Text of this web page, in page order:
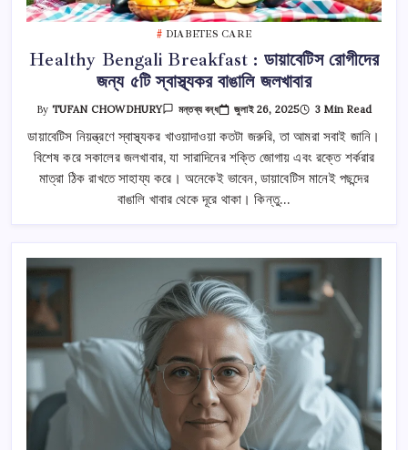
DIABETES CARE
Healthy Bengali Breakfast : ডায়াবেটিস রোগীদের
জন্য ৫টি স্বাস্থ্যকর বাঙালি জলখাবার
By TUFAN CHOWDHURY
Healthy
Bengali
Breakfast
:
ডায়াবেটিস
জন্য
স্বাস্থ্যকর
মন্তব্য বন্ধ জুলাই 26, 2025 3 Min Read
ডায়াবেটিস নিয়ন্ত্রণে স্বাস্থ্যকর খাওয়াদাওয়া কতটা জরুরি, তা আমরা সবাই জানি।
বিশেষ করে সকালের জলখাবার, যা সারাদিনের শক্তি জোগায় এবং রক্তে শর্করার
মাত্রা ঠিক রাখতে সাহায্য করে। অনেকেই ভাবেন, ডায়াবেটিস মানেই পছন্দের
বাঙালি খাবার থেকে দূরে থাকা। কিন্তু…